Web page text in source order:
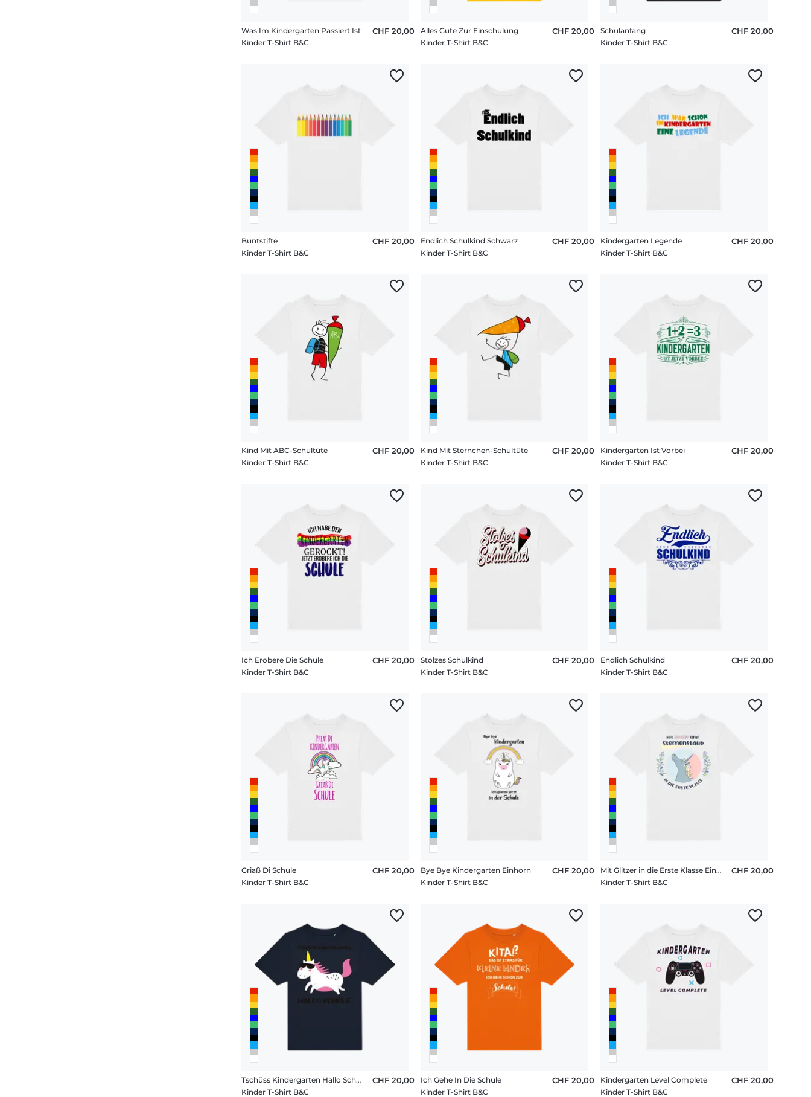
Was Im Kindergarten Passiert Ist
Kinder T-Shirt B&C
CHF 20,00
Alles Gute Zur Einschulung
Kinder T-Shirt B&C
CHF 20,00
Schulanfang
Kinder T-Shirt B&C
CHF 20,00
Buntstifte
Kinder T-Shirt B&C
CHF 20,00
Endlich Schulkind Schwarz
Kinder T-Shirt B&C
CHF 20,00
Kindergarten Legende
Kinder T-Shirt B&C
CHF 20,00
Kind Mit ABC-Schultüte
Kinder T-Shirt B&C
CHF 20,00
Kind Mit Sternchen-Schultüte
Kinder T-Shirt B&C
CHF 20,00
Kindergarten Ist Vorbei
Kinder T-Shirt B&C
CHF 20,00
Ich Erobere Die Schule
Kinder T-Shirt B&C
CHF 20,00
Stolzes Schulkind
Kinder T-Shirt B&C
CHF 20,00
Endlich Schulkind
Kinder T-Shirt B&C
CHF 20,00
Griaß Di Schule
Kinder T-Shirt B&C
CHF 20,00
Bye Bye Kindergarten Einhorn
Kinder T-Shirt B&C
CHF 20,00
Mit Glitzer in die Erste Klasse Einhorn
Kinder T-Shirt B&C
CHF 20,00
Tschüss Kindergarten Hallo Schule
Kinder T-Shirt B&C
CHF 20,00
Ich Gehe In Die Schule
Kinder T-Shirt B&C
CHF 20,00
Kindergarten Level Complete
Kinder T-Shirt B&C
CHF 20,00